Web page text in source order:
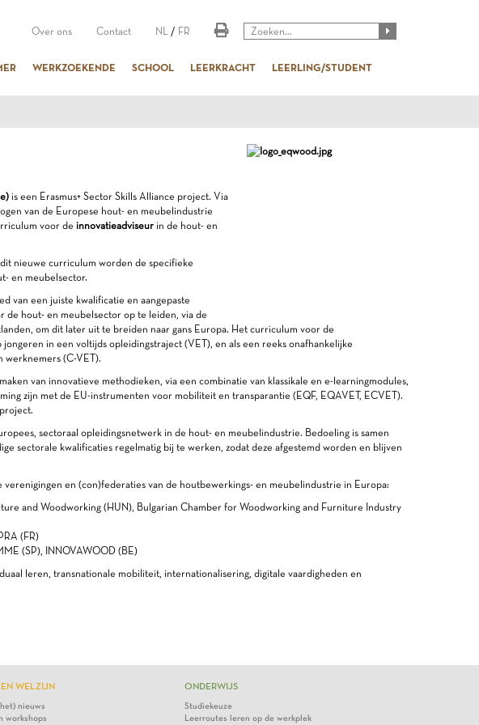
Over ons Contact NL / FR
WERKZOEKENDE SCHOOL LEERKRACHT LEERLING/STUDENT
is een Erasmus+ Sector Skills Alliance project. Via
van de Europese hout- en meubelindustrie
voor de innovatieadviseurin de hout- en
nieuwe curriculum worden de specifieke
en meubelsector.
van een juiste kwalificatie en aangepaste
de hout- en meubelsector op te leiden, via de
om dit later uit te breiden naar gans Europa. Het curriculum voor de
in een voltijds opleidingstraject (VET), en als een reeks onafhankelijke
werknemers (C-VET).
van innovatieve methodieken, via een combinatie van klassikale en e-learningmodules,
zijn met de EU-instrumenten voor mobiliteit en transparantie (EQF, EQAVET, ECVET).
sectoraal opleidingsnetwerk in de hout- en meubelindustrie. Bedoeling is samen
sectorale kwalificaties regelmatig bij te werken, zodat deze afgestemd worden en blijven
en (con)federaties van de houtbewerkings- en meubelindustrie in Europa:
and Woodworking (HUN), Bulgarian Chamber for Woodworking and Furniture Industry
(FR)
(SP), INNOVAWOOD (BE)
leren, transnationale mobiliteit, internationalisering, digitale vaardigheden en
WELZIJN
nieuws
workshops
ONDERWIJS
Studiekeuze
Leerroutes leren op de werkplek